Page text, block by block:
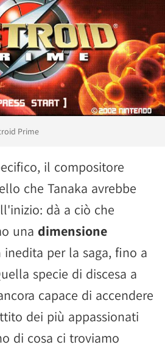
Prime
il compositore
che Tanaka avrebbe
dà a ciò che
una dimensione
inedita per la saga, fino a
specie di discesa a
capace di accendere
dei più appassionati
di cosa ci troviamo